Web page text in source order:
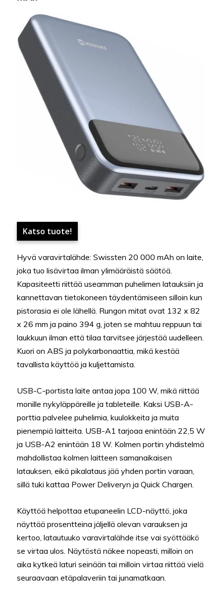
Katso tuote!
Hyvä varavirtalähde: Swissten 20 000 mAh on laite,
joka tuo lisävirtaa ilman ylimääräistä säätöä.
Kapasiteetti riittää useamman puhelimen latauksiin ja
kannettavan tietokoneen täydentämiseen silloin kun
pistorasia ei ole lähellä. Rungon mitat ovat 132 x 82
x 26 mm ja paino 394 g, joten se mahtuu reppuun tai
laukkuun ilman että tilaa tarvitsee järjestää uudelleen.
Kuori on ABS ja polykarbonaattia, mikä kestää
tavallista käyttöä ja kuljettamista.
USB-C-portista laite antaa jopa 100 W, mikä riittää
monille nykyläppäreille ja tableteille. Kaksi USB-A-
porttia palvelee puhelimia, kuulokkeita ja muita
pienempiä laitteita. USB-A1 tarjoaa enintään 22,5 W
ja USB-A2 enintään 18 W. Kolmen portin yhdistelmä
mahdollistaa kolmen laitteen samanaikaisen
latauksen, eikä pikalataus jää yhden portin varaan,
sillä tuki kattaa Power Deliveryn ja Quick Chargen.
Käyttöä helpottaa etupaneelin LCD-näyttö, joka
näyttää prosentteina jäljellä olevan varauksen ja
kertoo, latautuuko varavirtalähde itse vai syöttääkö
se virtaa ulos. Näytöstä näkee nopeasti, milloin on
aika kytkeä laturi seinään tai milloin virtaa riittää vielä
seuraavaan etäpalaveriin tai junamatkaan.